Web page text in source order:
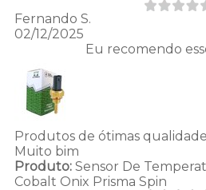
Fernando S.
02/12/2025
Eu recomendo
Produtos de ótimas
Muito bim
Produto:Sensor De
Cobalt Onix Prisma Spin